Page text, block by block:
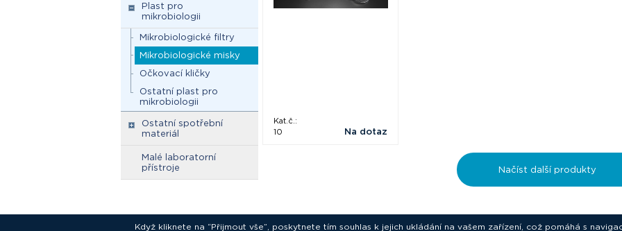
Plast pro
mikrobiologii
Mikrobiologické filtry
Mikrobiologické misky
Očkovací kličky
Ostatní plast pro
mikrobiologii
Ostatní spotřební
materiál
Malé laboratorní
přístroje
Kat.č.:
10
Na dotaz
Načíst další produkty
Když kliknete na “Přijmout vše”, poskytnete tím souhlas k jejich ukládání na vašem zařízení, což pomáhá s